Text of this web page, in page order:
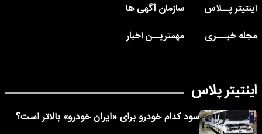
اینتیتر پــلاس
سازمان آگهی ها
مجله خبـــری
مهمتریــن اخبار
اینتیتر پلاس
سود کدام خودرو برای «ایران خودرو» بالاتر است؟